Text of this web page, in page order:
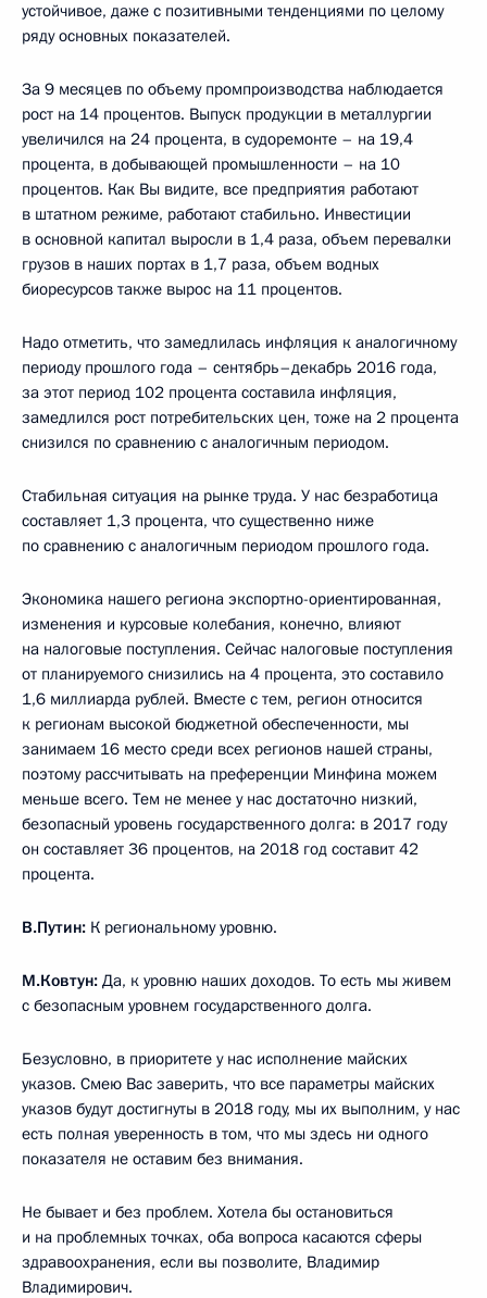
устойчивое, даже с позитивными тенденциями по целому
ряду основных показателей.
За 9 месяцев по объему промпроизводства наблюдается
рост на 14 процентов. Выпуск продукции в металлургии
увеличился на 24 процента, в судоремонте – на 19,4
процента, в добывающей промышленности – на 10
процентов. Как Вы видите, все предприятия работают
в штатном режиме, работают стабильно. Инвестиции
в основной капитал выросли в 1,4 раза, объем перевалки
грузов в наших портах в 1,7 раза, объем водных
биоресурсов также вырос на 11 процентов.
Надо отметить, что замедлилась инфляция к аналогичному
периоду прошлого года – сентябрь–декабрь 2016 года,
за этот период 102 процента составила инфляция,
замедлился рост потребительских цен, тоже на 2 процента
снизился по сравнению с аналогичным периодом.
Стабильная ситуация на рынке труда. У нас безработица
составляет 1,3 процента, что существенно ниже
по сравнению с аналогичным периодом прошлого года.
Экономика нашего региона экспортно-ориентированная,
изменения и курсовые колебания, конечно, влияют
на налоговые поступления. Сейчас налоговые поступления
от планируемого снизились на 4 процента, это составило
1,6 миллиарда рублей. Вместе с тем, регион относится
к регионам высокой бюджетной обеспеченности, мы
занимаем 16 место среди всех регионов нашей страны,
поэтому рассчитывать на преференции Минфина можем
меньше всего. Тем не менее у нас достаточно низкий,
безопасный уровень государственного долга: в 2017 году
он составляет 36 процентов, на 2018 год составит 42
процента.
В.Путин: К региональному уровню.
М.Ковтун: Да, к уровню наших доходов. То есть мы живем
с безопасным уровнем государственного долга.
Безусловно, в приоритете у нас исполнение майских
указов. Смею Вас заверить, что все параметры майских
указов будут достигнуты в 2018 году, мы их выполним, у нас
есть полная уверенность в том, что мы здесь ни одного
показателя не оставим без внимания.
Не бывает и без проблем. Хотела бы остановиться
и на проблемных точках, оба вопроса касаются сферы
здравоохранения, если вы позволите, Владимир
Владимирович.